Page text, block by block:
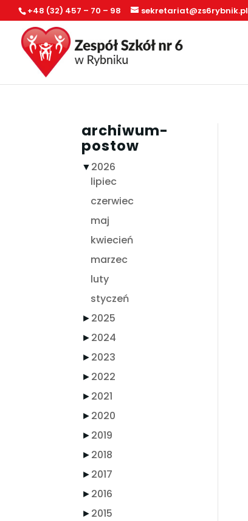
+48 (32) 457 – 70 – 98 sekretariat@zs6rybnik.pl
archiwum-
postow
▼2026
lipiec
czerwiec
maj
kwiecień
marzec
luty
styczeń
►2025
►2024
►2023
►2022
►2021
►2020
►2019
►2018
►2017
►2016
►2015